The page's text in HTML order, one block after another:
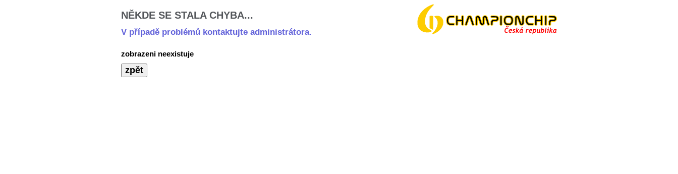
NĚKDE SE STALA CHYBA...
V případě problémů kontaktujte administrátora.
zobrazeni neexistuje
zpět